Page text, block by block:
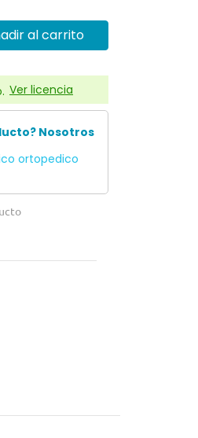
al carrito
Ver licencia
Nosotros
ortopedico